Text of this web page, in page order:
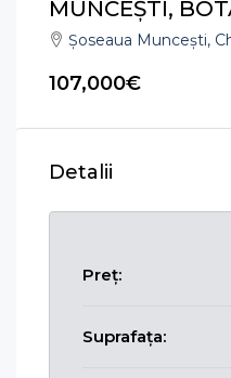
MUNCEȘTI,
Șoseaua Muncești,
107,000€
Detalii
Preț:
Suprafața: